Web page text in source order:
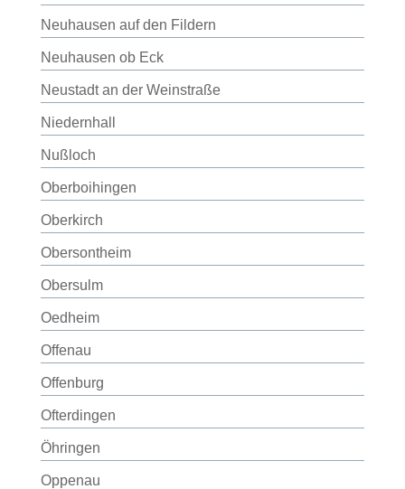
Neuhausen auf den Fildern
Neuhausen ob Eck
Neustadt an der Weinstraße
Niedernhall
Nußloch
Oberboihingen
Oberkirch
Obersontheim
Obersulm
Oedheim
Offenau
Offenburg
Ofterdingen
Öhringen
Oppenau